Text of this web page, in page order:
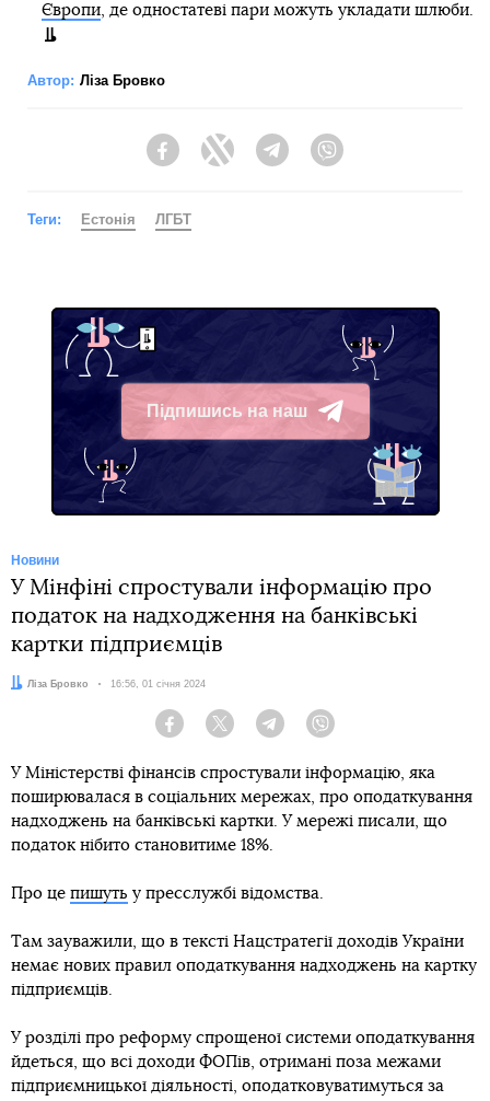
Європи, де одностатеві пари можуть укладати шлюби.
Автор: Ліза Бровко
FacebookTwitter Telegram
Теги: Естонія ЛГБТ
Підпишись на наш
Telegram
Новини
У Мінфіні спростували інформацію про
податок на надходження на банківські
картки підприємців
Автор:
Ліза Бровко Дата:
16:56, 01 січня 2024
Facebook Twitter Telegram
У Міністерстві фінансів спростували інформацію, яка
поширювалася в соціальних мережах, про оподаткування
надходжень на банківські картки. У мережі писали, що
податок нібито становитиме 18%.
Про це пишуть у пресслужбі відомства.
Там зауважили, що в тексті Нацстратегії доходів України
немає нових правил оподаткування надходжень на картку
підприємців.
У розділі про реформу спрощеної системи оподаткування
йдеться, що всі доходи ФОПів, отримані поза межами
підприємницької діяльності, оподатковуватимуться за